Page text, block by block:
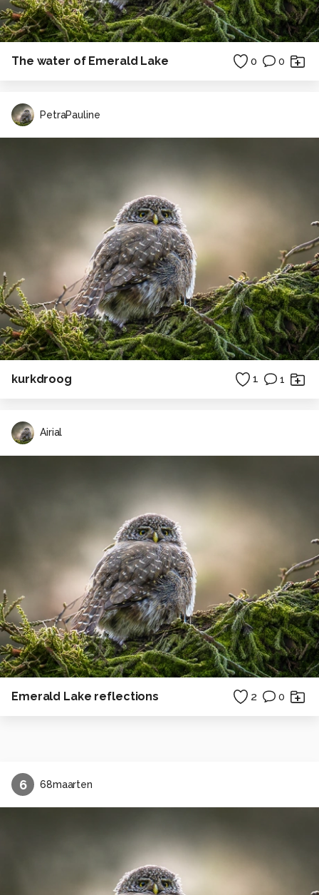
The water of Emerald Lake 0 0
PetraPauline
kurkdroog 1 1
Airial
Emerald Lake reflections 2 0
6 68maarten